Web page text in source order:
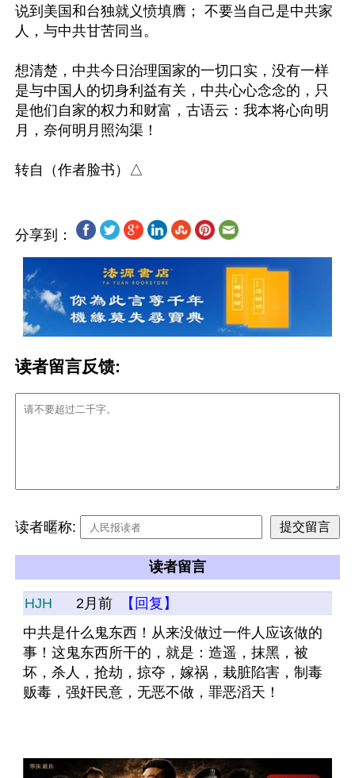
说到美国和台独就义愤填膺； 不要当自己是中共家
人，与中共甘苦同当。
想清楚，中共今日治理国家的一切口实，没有一样
是与中国人的切身利益有关，中共心心念念的，只
是他们自家的权力和财富，古语云：我本将心向明
月，奈何明月照沟渠！
分享到：
读者留言反馈:
读者暱称:
读者留言
HJH 2月前
【回复】
中共是什么鬼东西！从来没做过一件人应该做的
事！这鬼东西所干的，就是：造遥，抹黑，被
坏，杀人，抢劫，掠夺，嫁祸，栽脏陷害，制毒
贩毒，强奸民意，无恶不做，罪恶滔天！